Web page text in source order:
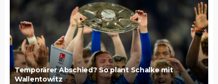
Temporärer Abschied? So plant Schalke mit
Wallentowitz